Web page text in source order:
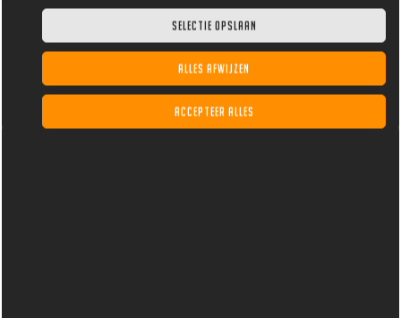
SELECTIE OPSLAAN
ALLES AFWIJZEN
ACCEPTEER ALLES
Rivella Original, gekoeld. Inhoud 33CL